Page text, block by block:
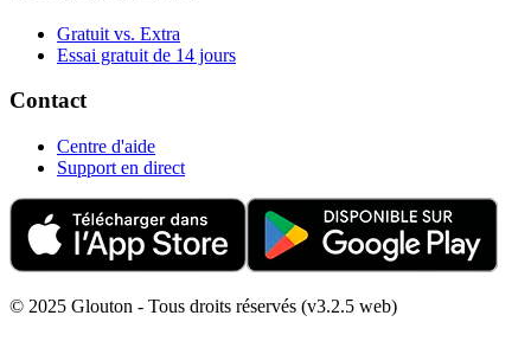
Gratuit vs. Extra
Essai gratuit de 14 jours
Contact
Centre d'aide
Support en direct
© 2025 Glouton - Tous droits réservés (v3.2.5 web)